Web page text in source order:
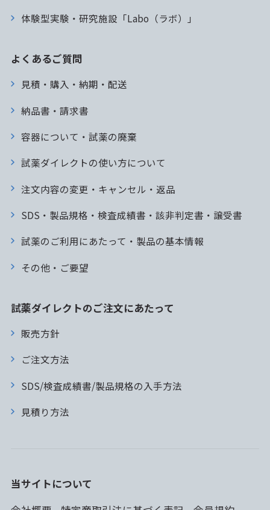
体験型実験・研究施設「Labo（ラボ）」
よくあるご質問
見積・購入・納期・配送
納品書・請求書
容器について・試薬の廃棄
試薬ダイレクトの使い方について
注文内容の変更・キャンセル・返品
SDS・製品規格・検査成績書・該非判定書・譲受書
試薬のご利用にあたって・製品の基本情報
その他・ご要望
試薬ダイレクトのご注文にあたって
販売方針
ご注文方法
SDS/検査成績書/製品規格の入手方法
見積り方法
当サイトについて